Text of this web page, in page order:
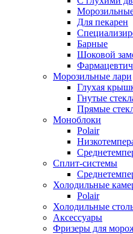
Для пекарен
Барные
Шоковой
Морозильные лари
Глухая
Гнутые
Прямые
Моноблоки
Polair
Сплит-системы
Холодильные
Polair
Холодильные
Аксессуары
Фризеры для